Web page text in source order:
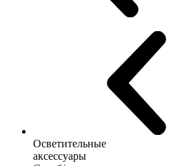
Осветительные
аксессуары